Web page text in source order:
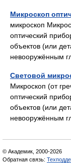
Микроскоп
микроскоп
оптический
объектов (или
невооружённым
Световой
Микроскоп (от
оптический
объектов (или
невооружённым
© Академик, 2000-2026
Обратная связь: